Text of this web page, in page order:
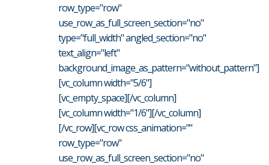
row_type="row"
use_row_as_full_screen_section="no"
type="full_width" angled_section="no"
text_align="left"
background_image_as_pattern="without_pattern"]
[vc_column width="5/6"]
[vc_empty_space][/vc_column]
[vc_column width="1/6"][/vc_column]
[/vc_row][vc_row css_animation=""
row_type="row"
use_row_as_full_screen_section="no"